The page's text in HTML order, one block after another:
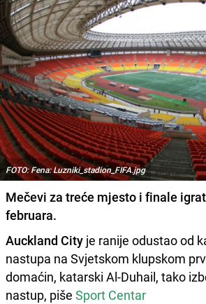
FOTO: Fena: Luzniki_stadion_FIFA.jpg
Mečevi za treće mjesto i finale
februara.
Auckland City je ranije odustao od
nastupa na Svjetskom klupskom
domaćin, katarski Al-Duhail, tako
nastup, piše Sport Centar